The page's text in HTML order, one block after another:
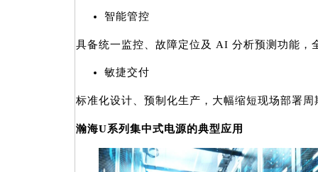
智能管控
具备统一监控、故障定位及 AI 分析预测功能，
敏捷交付
标准化设计、预制化生产，大幅缩短现场部署
瀚海U系列集中式电源的典型应用